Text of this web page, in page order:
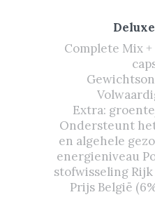
Complete Mix
Extra:
Ondersteunt
en algehele
energieniveau
stofwisseling
Prijs België